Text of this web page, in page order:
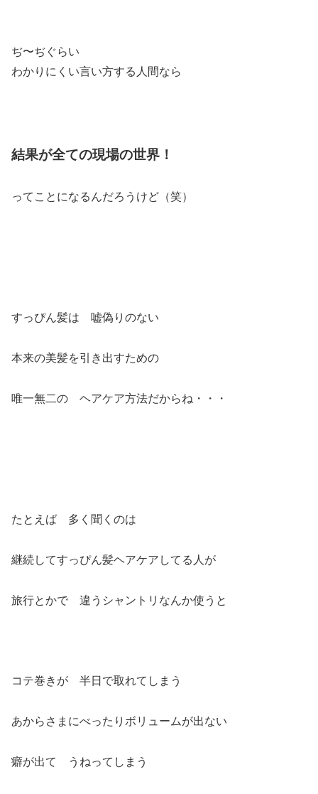
ぢ〜ぢぐらい
わかりにくい言い方する人間なら
結果が全ての現場の世界！
ってことになるんだろうけど（笑）
すっぴん髪は 嘘偽りのない
本来の美髪を引き出すための
唯一無二の ヘアケア方法だからね・・・
たとえば 多く聞くのは
継続してすっぴん髪ヘアケアしてる人が
旅行とかで 違うシャントリなんか使うと
コテ巻きが 半日で取れてしまう
あからさまにべったりボリュームが出ない
癖が出て うねってしまう